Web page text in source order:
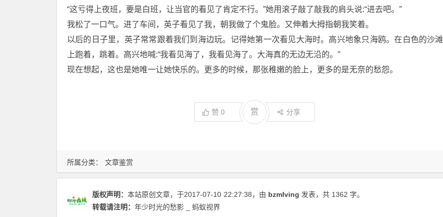
所属分类： 文章鉴赏
“这亏得上夜班，要是白班，让当官的看见了肯定不行。”她用滚子敲了敲我的肩头说:“进去吧。”
我松了一口气。进了车间，英子看见了我，朝我做了个鬼脸。又伸着大拇指朝我笑着。
以后的日子里，英子常常跟着我们到海边玩。记得她第一次看见大海时。高兴地象只海鸥。在白色的沙滩
上跑着，跳着。高兴地喊:“我看见海了，我看见海了。大海真的无边无沿的。”
现在想起，这也是她唯一让她快乐的。更多的时候，那张稚嫩的脸上，更多的是无奈的愁怨。
赞 0 赏 分享
版权声明： 本站原创文章，于2017-07-10 22:27:38，由 bzmlving 发表，共 1362 字。
转载请注明： 年少时光的愁影 _ 蚂蚁视界